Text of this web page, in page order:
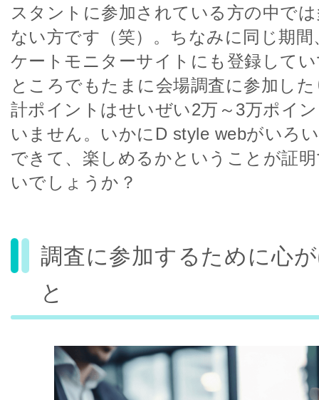
スタントに参加されている方の中で
ない方です（笑）。ちなみに同じ期
ケートモニターサイトにも登録して
ところでもたまに会場調査に参加し
計ポイントはせいぜい2万～3万ポイ
いません。いかにD style webがいろ
できて、楽しめるかということが証
いでしょうか？
調査に参加するために心
と